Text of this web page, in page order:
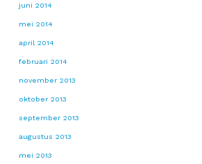
juni 2014
mei 2014
april 2014
februari 2014
november 2013
oktober 2013
september 2013
augustus 2013
mei 2013